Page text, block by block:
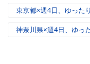
東京都×週4日、ゆった
神奈川県×週4日、ゆっ